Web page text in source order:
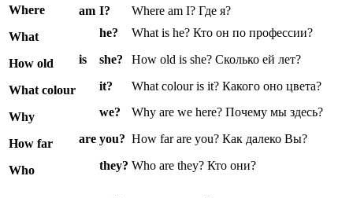
Where
What
How old
What colour
Why
How far
Who
am I? Where am I? Где я?
is
he?
she?
it?
What is he? Кто он по профессии?
How old is she? Сколько ей лет?
What colour is it? Какого оно цвета?
are
we?
you?
they?
Why are we here? Почему мы здесь?
How far are you? Как далеко Вы?
Who are they? Кто они?